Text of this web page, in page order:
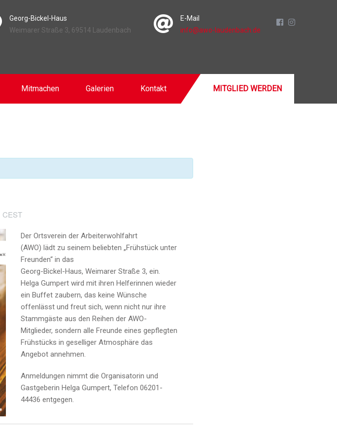
Georg-Bickel-Haus
Weimarer Straße 3, 69514 Laudenbach
E-Mail
info@awo-laudenbach.de
Mitmachen Galerien Kontakt MITGLIED WERDEN
CEST
Der Ortsverein der Arbeiterwohlfahrt
(AWO) lädt zu seinem beliebten „Frühstück unter
Freunden“ in das
Georg-Bickel-Haus, Weimarer Straße 3, ein.
Helga Gumpert wird mit ihren Helferinnen wieder
ein Buffet zaubern, das keine Wünsche
offenlässt und freut sich, wenn nicht nur ihre
Stammgäste aus den Reihen der AWO-
Mitglieder, sondern alle Freunde eines gepflegten
Frühstücks in geselliger Atmosphäre das
Angebot annehmen.
Anmeldungen nimmt die Organisatorin und
Gastgeberin Helga Gumpert, Telefon 06201-
44436 entgegen.